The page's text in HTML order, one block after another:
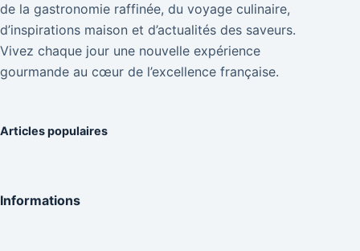
de la gastronomie raffinée, du voyage culinaire,
d’inspirations maison et d’actualités des saveurs.
Vivez chaque jour une nouvelle expérience
gourmande au cœur de l’excellence française.
Articles populaires
Informations